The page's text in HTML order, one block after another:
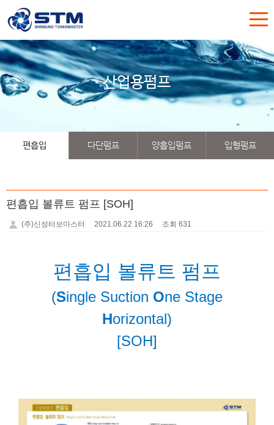
산업용펌프
편흡입 다단펌프 양흡입펌프 입형펌프
편흡입 볼류트 펌프 [SOH]
(주)신성터보마스터 2021.06.22 16:26 조회 631
편흡입 볼류트 펌프
(Single Suction One Stage
Horizontal)
[SOH]